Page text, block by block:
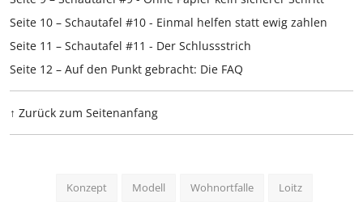
Seite 10 – Schautafel #10 - Einmal helfen statt ewig zahlen
Seite 11 – Schautafel #11 - Der Schlussstrich
Seite 12 – Auf den Punkt gebracht: Die FAQ
↑ Zurück zum Seitenanfang
Konzept Modell Wohnortfalle Loitz